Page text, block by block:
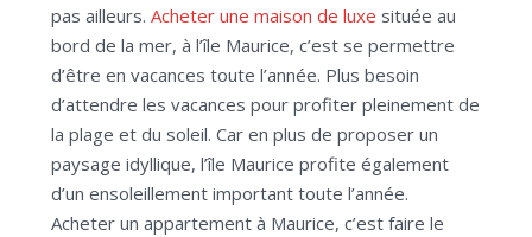
pas ailleurs. Acheter une maison de luxe située au
bord de la mer, à l’île Maurice, c’est se permettre
d’être en vacances toute l’année. Plus besoin
d’attendre les vacances pour profiter pleinement de
la plage et du soleil. Car en plus de proposer un
paysage idyllique, l’île Maurice profite également
d’un ensoleillement important toute l’année.
Acheter un appartement à Maurice, c’est faire le